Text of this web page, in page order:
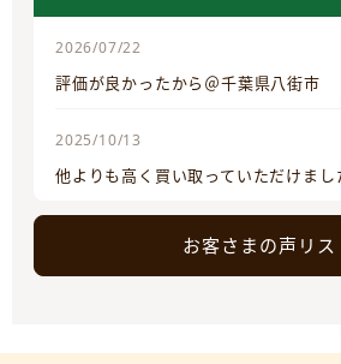
2026/07/22
評価が良かったから＠千葉県八街市
2025/10/13
他よりも高く買い取っていただけまし
お客さまの声リス